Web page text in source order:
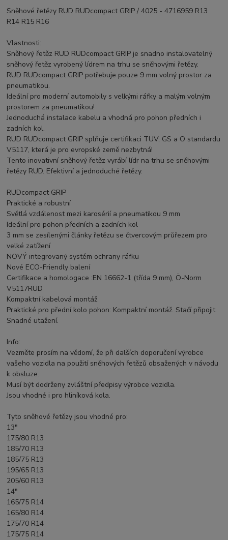
Sněhové řetězy RUD RUDcompact GRIP / 4025 - 4716959 R13
R14 R15 R16
Vlastnosti:
Sněhový řetěz RUD RUDcompact GRIP je snadno instalovatelný
sněhový řetěz vyrobený lídrem na trhu se sněhovými řetězy.
RUD RUDcompact GRIP potřebuje pouze 9 mm volný prostor za
pneumatikou.
Ideální pro moderní automobily s velkými ráfky a malým volným
prostorem za pneumatikou!
Jednoduchá instalace kabelu a vhodná pro pohon předních i
zadních kol.
RUD RUDcompact GRIP splňuje certifikaci TUV, GS a O standardu
V5117, která je pro evropské země nezbytná!
Tento inovativní sněhový řetěz vyrábí lídr na trhu se sněhovými
řetězy RUD. Efektivní a jednoduché řetězy.
RUDcompact GRIP
Praktické a robustní
Světlá vzdálenost mezi karosérií a pneumatikou 9 mm
Ideální pro pohon předních a zadních kol
3 mm se zesílenými články řetězu se čtvercovým průřezem pro
velké zatížení
NOVÝ integrovaný systém ochrany ráfku
Nové ECO-Friendly balení
Certifikace a homologace :EN 16662-1 (třída 9 mm), Ö-Norm
V5117RUD
Kompaktní kabelová montáž
Praktické pro přední kolo pohon: Kompaktní montáž. Stačí připojit.
Snadné utažení.
Info:
Vezměte prosím na vědomí, že při dalších doporučení výrobce
vašeho vozidla na použití sněhových řetězů obsažených v návodu
k obsluze.
Musí být dodrženy zvláštní předpisy výrobce vozidla.
Jsou vhodné i pro hliníková kola.
Tyto sněhové řetězy jsou vhodné pro:
13"
175/80 R13
185/70 R13
185/75 R13
195/65 R13
205/60 R13
14"
165/75 R14
165/80 R14
175/70 R14
175/75 R14